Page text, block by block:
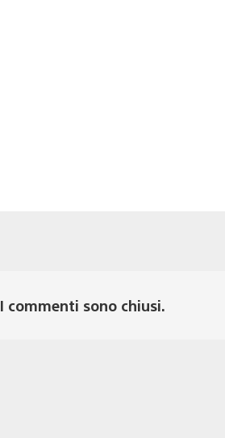
I commenti sono chiusi.